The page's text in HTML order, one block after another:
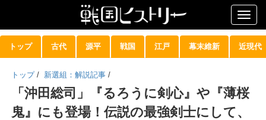
トップ 古代 源平 戦国 江戸 幕末維新 近現代
トップ / 新選組：解説記事 /
「沖田総司」『るろうに剣心』や『薄桜
鬼』にも登場！伝説の最強剣士にして、